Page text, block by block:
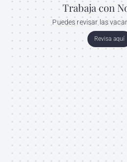
Trabaja con
Puedes revisar las
Revisa aquí